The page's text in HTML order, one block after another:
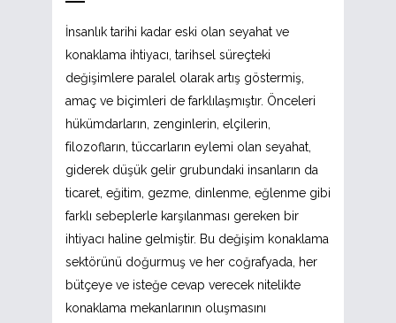
İnsanlık tarihi kadar eski olan seyahat ve
konaklama ihtiyacı, tarihsel süreçteki
değişimlere paralel olarak artış göstermiş,
amaç ve biçimleri de farklılaşmıştır. Önceleri
hükümdarların, zenginlerin, elçilerin,
filozofların, tüccarların eylemi olan seyahat,
giderek düşük gelir grubundaki insanların da
ticaret, eğitim, gezme, dinlenme, eğlenme gibi
farklı sebeplerle karşılanması gereken bir
ihtiyacı haline gelmiştir. Bu değişim konaklama
sektörünü doğurmuş ve her coğrafyada, her
bütçeye ve isteğe cevap verecek nitelikte
konaklama mekanlarının oluşmasını